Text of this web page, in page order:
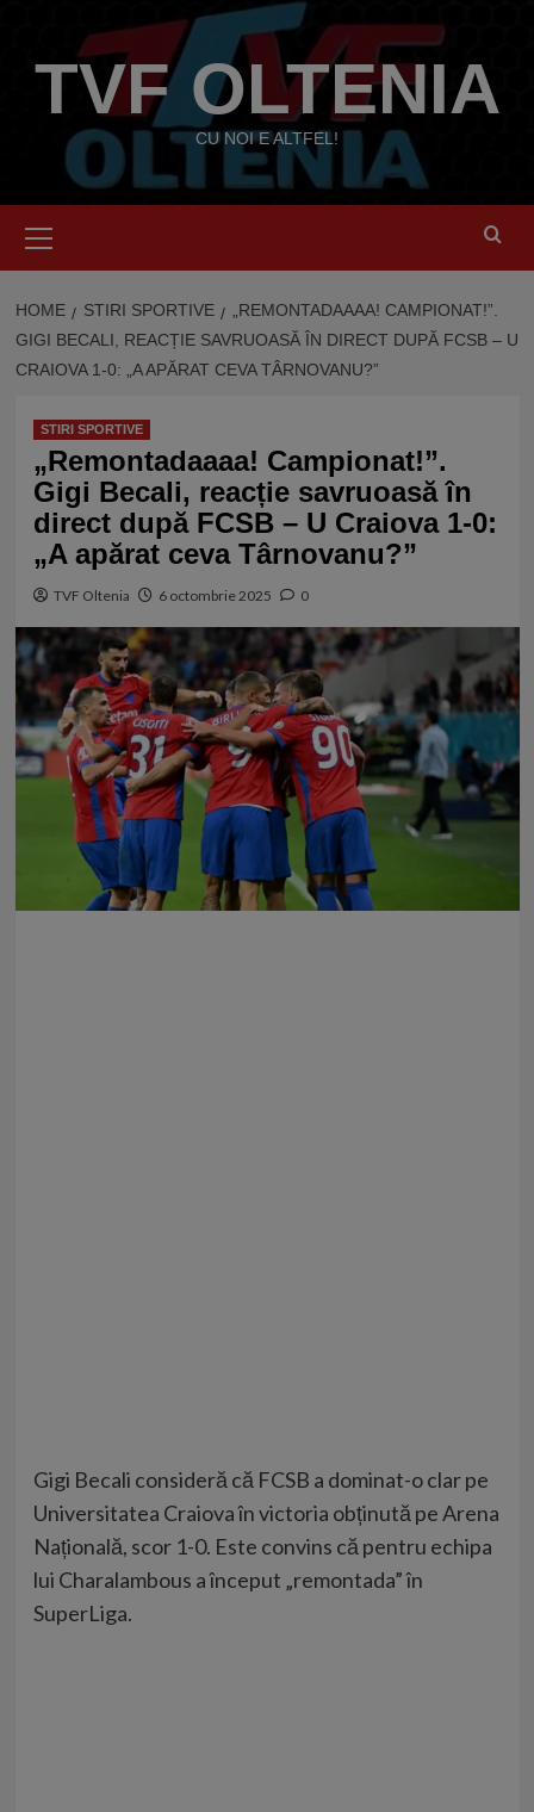
contentTVF OLTENIA
CU NOI E ALTFEL!
Menu
HOME STIRI SPORTIVE
„REMONTADAAAA! CAMPIONAT!”.
GIGI BECALI, REACȚIE SAVRUOASĂ ÎN DIRECT DUPĂ FCSB – U
CRAIOVA 1-0: „A APĂRAT CEVA TÂRNOVANU?”
STIRI SPORTIVE
„Remontadaaaa! Campionat!”.
Gigi Becali, reacție savruoasă în
direct după FCSB – U Craiova 1-0:
„A apărat ceva Târnovanu?”
TVF Oltenia 6 octombrie 2025 0
Gigi Becali consideră că FCSB a dominat-o clar pe
Universitatea Craiova în victoria obținută pe Arena
Națională, scor 1-0. Este convins că pentru echipa
lui Charalambous a început „remontada” în
SuperLiga.